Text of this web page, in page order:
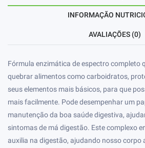
INFORMAÇÃO
AVALIAÇÕES (0)
Fórmula enzimática de espectro completo
quebrar alimentos como carboidratos,
seus elementos mais básicos, para que
mais facilmente. Pode desempenhar um
manutenção da boa saúde digestiva,
sintomas de má digestão. Este complexo
auxilia na digestão, ajudando nosso corpo